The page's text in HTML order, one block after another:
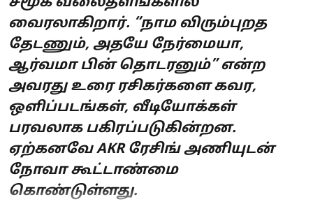
வைரலாகிறார். “நாம விரும்புறத
தேடணும், அதயே நேர்மையா,
ஆர்வமா பின் தொடரனும்” என்ற
அவரது உரை ரசிகர்களை கவர,
ஒளிப்படங்கள், வீடியோக்கள்
பரவலாக பகிரப்படுகின்றன.
ஏற்கனவே AKR ரேசிங் அணியுடன்
நோவா கூட்டாண்மை
கொண்டுள்ளது.